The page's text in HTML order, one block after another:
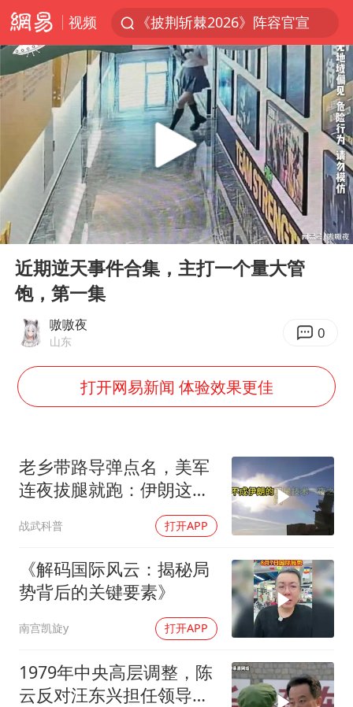
视频
《披荆斩棘2026》阵容官宣
杭州机场已取消航班388架次
浙江省委书记：该停下的坚决停下来
中国籍豪华游艇富商之子在泰国被杀
白海豚北上或致京津冀暴雨
上海有出现龙卷潜势
新疆一婚礼线上邀请引热议
广西公开征集涉黑涉恶犯罪线索
中国第1高楼阻尼器摆动明显
灌溉水坝被隔成鱼塘 村民投诉20余年
奋力开创中国式现代化建设新局面
Play
00:00 07:35
近期逆天事件合集，主打一个量大管
饱，第一集
嗷嗷夜
山东 0
打开网易新闻 体验效果更佳
老乡带路导弹点名，美军
连夜拔腿就跑：伊朗这波
操作把霸权底裤撕了个精
光
战武科普 打开APP
《解码国际风云：揭秘局
势背后的关键要素》
南宫凯旋y 打开APP
1979年中央高层调整，陈
云反对汪东兴担任领导职